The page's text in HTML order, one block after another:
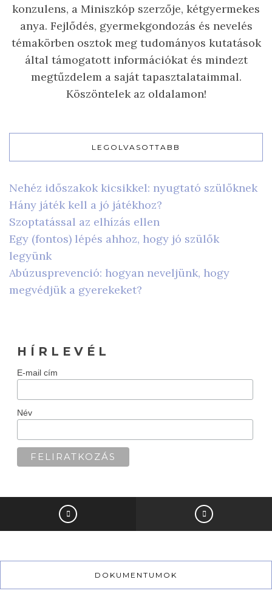
konzulens, a Miniszkóp szerzője, kétgyermekes
anya. Fejlődés, gyermekgondozás és nevelés
témakörben osztok meg tudományos kutatások
által támogatott információkat és mindezt
megtűzdelem a saját tapasztalataimmal.
Köszöntelek az oldalamon!
LEGOLVASOTTABB
Nehéz időszakok kicsikkel: nyugtató szülőknek
Hány játék kell a jó játékhoz?
Szoptatással az elhízás ellen
Egy (fontos) lépés ahhoz, hogy jó szülők
legyünk
Abúzusprevenció: hogyan neveljünk, hogy
megvédjük a gyerekeket?
H Í R L E V É L
E-mail cím
Név
DOKUMENTUMOK